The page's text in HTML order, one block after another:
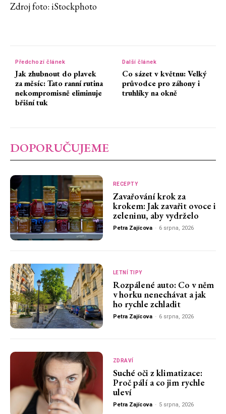
Zdroj foto: iStockphoto
Předchozí článek
Jak zhubnout do plavek
za měsíc: Tato ranní rutina
nekompromisně eliminuje
břišní tuk
Další článek
Co sázet v květnu: Velký
průvodce pro záhony i
truhlíky na okně
DOPORUČUJEME
RECEPTY
Zavařování krok za
krokem: Jak zavařit ovoce i
zeleninu, aby vydrželo
Petra Zajícova - 6 srpna, 2026
LETNÍ TIPY
Rozpálené auto: Co v něm
v horku nenechávat a jak
ho rychle zchladit
Petra Zajícova - 6 srpna, 2026
ZDRAVÍ
Suché oči z klimatizace:
Proč pálí a co jim rychle
uleví
Petra Zajícova - 5 srpna, 2026